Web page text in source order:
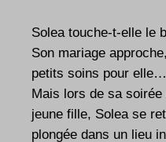
Solea touche-t-elle le
Son mariage
petits soins pour elle…
Mais lors de sa soirée
jeune fille, Solea se
plongée dans un lieu